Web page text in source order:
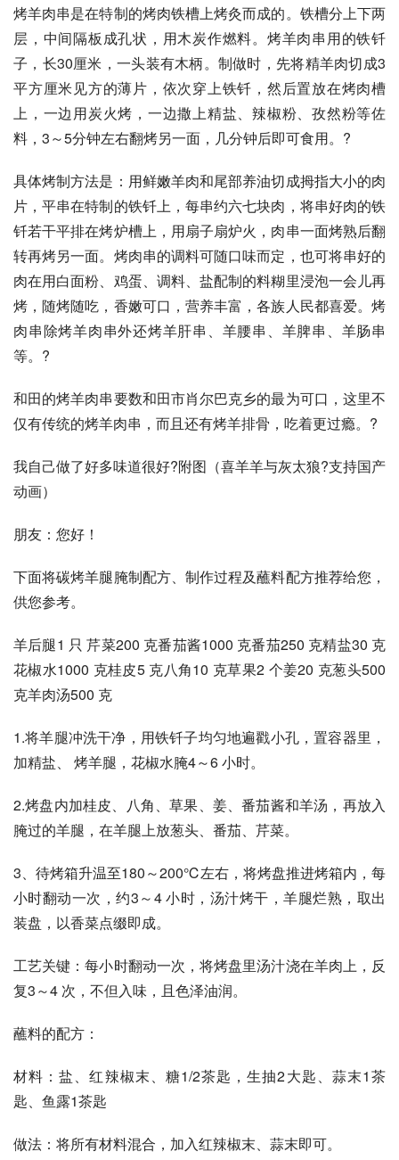
烤羊肉串是在特制的烤肉铁槽上烤灸而成的。铁槽分上下两
层，中间隔板成孔状，用木炭作燃料。烤羊肉串用的铁钎
子，长30厘米，一头装有木柄。制做时，先将精羊肉切成3
平方厘米见方的薄片，依次穿上铁钎，然后置放在烤肉槽
上，一边用炭火烤，一边撒上精盐、辣椒粉、孜然粉等佐
料，3～5分钟左右翻烤另一面，几分钟后即可食用。?
具体烤制方法是：用鲜嫩羊肉和尾部养油切成拇指大小的肉
片，平串在特制的铁钎上，每串约六七块肉，将串好肉的铁
钎若干平排在烤炉槽上，用扇子扇炉火，肉串一面烤熟后翻
转再烤另一面。烤肉串的调料可随口味而定，也可将串好的
肉在用白面粉、鸡蛋、调料、盐配制的料糊里浸泡一会儿再
烤，随烤随吃，香嫩可口，营养丰富，各族人民都喜爱。烤
肉串除烤羊肉串外还烤羊肝串、羊腰串、羊脾串、羊肠串
等。?
和田的烤羊肉串要数和田市肖尔巴克乡的最为可口，这里不
仅有传统的烤羊肉串，而且还有烤羊排骨，吃着更过瘾。?
我自己做了好多味道很好?附图（喜羊羊与灰太狼?支持国产
动画）
朋友：您好！
下面将碳烤羊腿腌制配方、制作过程及蘸料配方推荐给您，
供您参考。
羊后腿1 只 芹菜200 克番茄酱1000 克番茄250 克精盐30 克
花椒水1000 克桂皮5 克八角10 克草果2 个姜20 克葱头500
克羊肉汤500 克
1.将羊腿冲洗干净，用铁钎子均匀地遍戳小孔，置容器里，
加精盐、 烤羊腿，花椒水腌4～6 小时。
2.烤盘内加桂皮、八角、草果、姜、番茄酱和羊汤，再放入
腌过的羊腿，在羊腿上放葱头、番茄、芹菜。
3、待烤箱升温至180～200℃左右，将烤盘推进烤箱内，每
小时翻动一次，约3～4 小时，汤汁烤干，羊腿烂熟，取出
装盘，以香菜点缀即成。
工艺关键：每小时翻动一次，将烤盘里汤汁浇在羊肉上，反
复3～4 次，不但入味，且色泽油润。
蘸料的配方：
材料：盐、红辣椒末、糖1/2茶匙，生抽2大匙、蒜末1茶
匙、鱼露1茶匙
做法：将所有材料混合，加入红辣椒末、蒜末即可。